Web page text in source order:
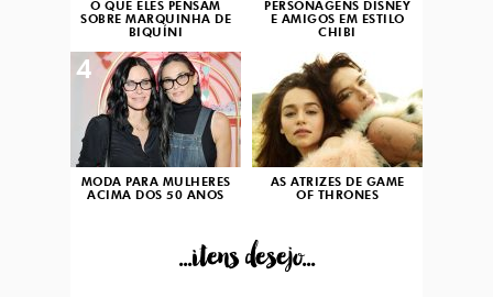
O QUE ELES PENSAM
SOBRE MARQUINHA DE
BIQUÍNI
PERSONAGENS DISNEY
E AMIGOS EM ESTILO
CHIBI
MODA PARA MULHERES
ACIMA DOS 50 ANOS
4
AS ATRIZES DE GAME
OF THRONES
...itens desejo...